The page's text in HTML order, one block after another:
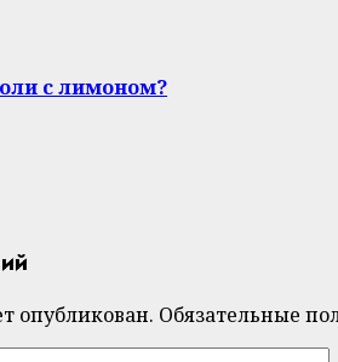
с лимоном?
опубликован. Обязательные